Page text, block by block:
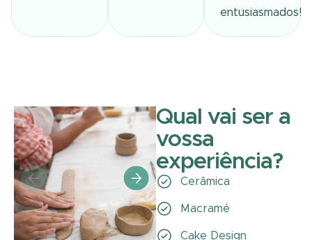
entusiasmados!
Qual vai ser a
vossa
experiência?
Cerâmica
Macramé
Cake Design